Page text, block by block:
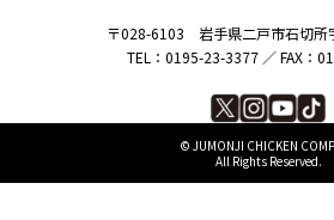
〒028-6103 岩手県二戸市石切
TEL：0195-23-3377 ／FAX：
©︎ JUMONJI CHICKEN
All Rights Reserved.